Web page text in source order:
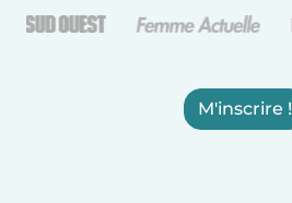
M'inscrire !